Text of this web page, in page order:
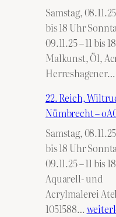
Samstag, 08.11.25
bis 18 Uhr
09.11.25 – 11 bis
Malkunst, Öl,
Herreshagener…
22. Reich,
Nümbrecht –
Samstag, 08.11.25
bis 18 Uhr
09.11.25 – 11 bis
Aquarell- und
Acrylmalerei
1051588… 22.